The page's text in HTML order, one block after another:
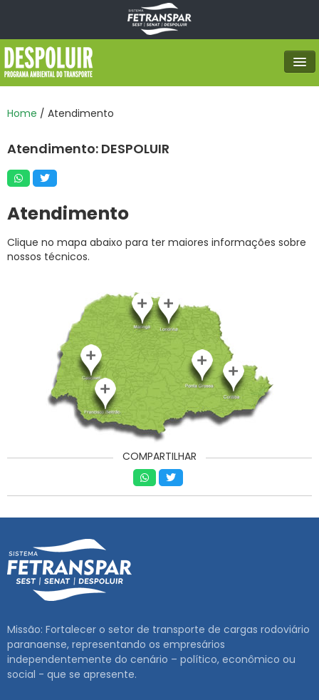
HISTÓRICO
VÍDEOS
CADASTRE-SE
ATENDIMENTO
PRÊMIO DESPOLUIR
Home / Atendimento
Atendimento: DESPOLUIR
Atendimento
Clique no mapa abaixo para ter maiores informações sobre
nossos técnicos.
COMPARTILHAR
Missão: Fortalecer o setor de transporte de cargas rodoviário
paranaense, representando os empresários
independentemente do cenário – político, econômico ou
social - que se apresente.